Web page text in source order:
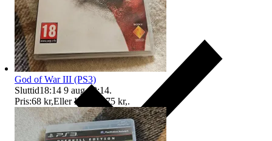
God of War III (PS3)
Sluttid18:14 9 aug 18:14.
Pris:68 kr,Eller Köp nu 75 kr,.